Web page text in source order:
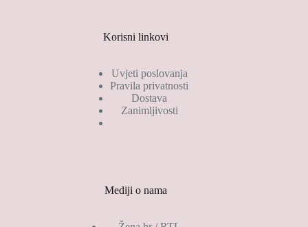
Korisni linkovi
Uvjeti poslovanja
Pravila privatnosti
Dostava
Zanimljivosti
Mediji o nama